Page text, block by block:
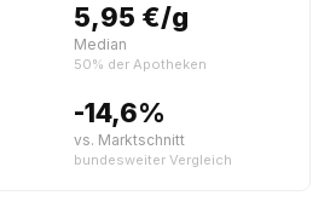
5,95 €/g
Median
50% der Apotheken
-14,6%
vs. Marktschnitt
bundesweiter Vergleich